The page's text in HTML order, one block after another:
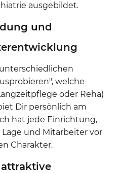
ausgebildet.
und
welche
oder Reha)
Dir persönlich am
hat jede Einrichtung,
und Mitarbeiter vor
Charakter.